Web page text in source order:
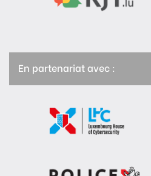
En partenariat avec :